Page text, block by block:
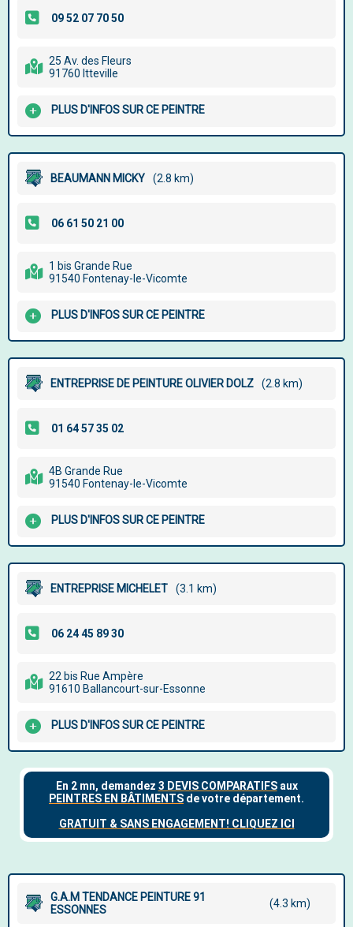
25 Av. des Fleurs
91760 Itteville
PLUS D'INFOS SUR CE PEINTRE
BEAUMANN MICKY (2.8 km)
1 bis Grande Rue
91540 Fontenay-le-Vicomte
PLUS D'INFOS SUR CE PEINTRE
ENTREPRISE DE PEINTURE OLIVIER DOLZ (2.8 km)
4B Grande Rue
91540 Fontenay-le-Vicomte
PLUS D'INFOS SUR CE PEINTRE
ENTREPRISE MICHELET (3.1 km)
22 bis Rue Ampère
91610 Ballancourt-sur-Essonne
PLUS D'INFOS SUR CE PEINTRE
G.A.M TENDANCE PEINTURE 91
ESSONNES
(4.3 km)